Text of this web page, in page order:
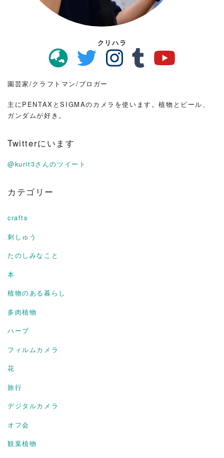
クリハラ
園芸家/クラフトマン/ブロガー
主にPENTAXとSIGMAのカメラを使います。植物とビール、
ガンダムが好き。
Twitterにいます
@kurit3さんのツイート
カテゴリー
crafts
刺しゅう
たのしみなこと
本
植物のある暮らし
多肉植物
ハーブ
フィルムカメラ
花
旅行
デジタルカメラ
オフ会
観葉植物